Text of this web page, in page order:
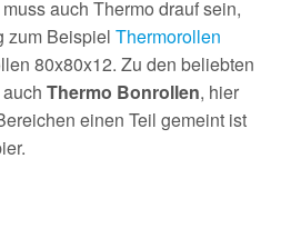
auch Thermo drauf sein,
zum Beispiel Thermorollen
80x80x12. Zu den beliebten
Thermo Bonrollen, hier
einen Teil gemeint ist